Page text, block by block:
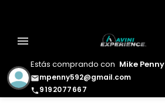
Estás comprando con Mike Penny
emailmpenny592@gmail.com
phone9192077667
menu